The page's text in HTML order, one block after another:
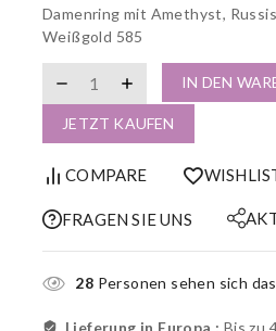
Damenring mit Amethyst,
Weißgold 585
IN DEN
JETZT KAUFEN
COMPARE
FRAGEN SIE UNS
28 Personen sehen sich